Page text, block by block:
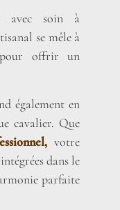
avec soin à
se mêle à
pour offrir un
également en
cavalier. Que
votre
dans le
parfaite